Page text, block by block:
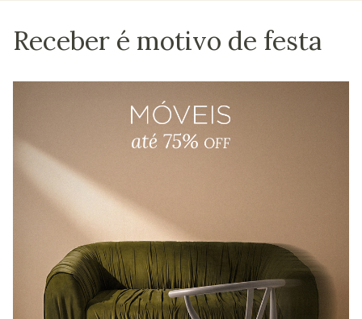
Receber é motivo de festa